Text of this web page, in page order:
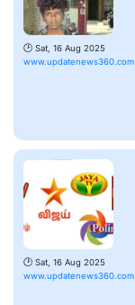
🕑 Sat, 16 Aug 2025
www.updatenews360.com
🕑 Sat, 16 Aug 2025
www.updatenews360.com